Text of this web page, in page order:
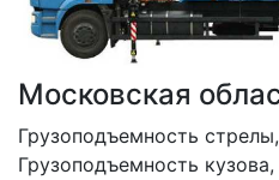
Московская
Грузоподъемность
Грузоподъемность кузова,